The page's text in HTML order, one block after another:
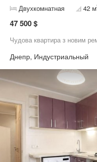
Двухкомнатная 42 м
47 500 $
Чудова квартира з новим
Днепр, Индустриальный